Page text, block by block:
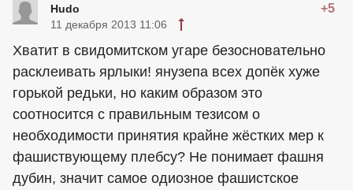
Hudo +5
11 декабря 2013 11:06
Хватит в свидомитском угаре безосновательно
расклеивать ярлыки! янузепа всех допёк хуже
горькой редьки, но каким образом это
соотносится с правильным тезисом о
необходимости принятия крайне жёстких мер к
фашиствующему плебсу? Не понимает фашня
дубин, значит самое одиозное фашистское